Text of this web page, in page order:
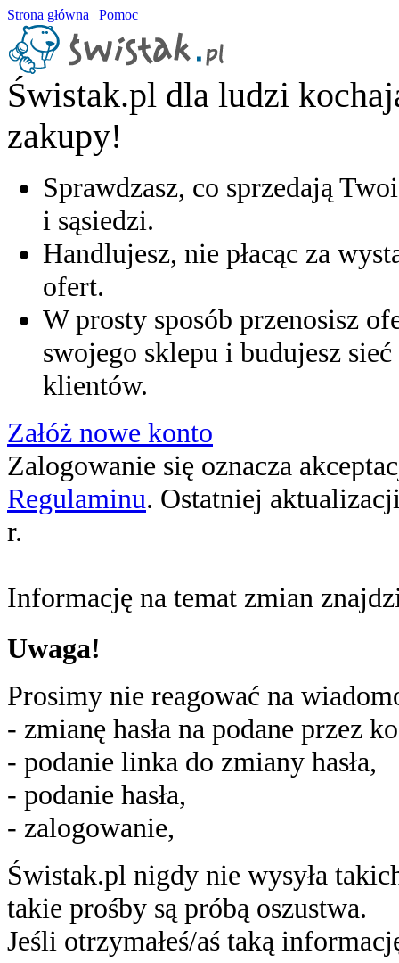
Strona główna | Pomoc
Świstak.pl dla ludzi
zakupy!
Sprawdzasz, co sprzedają
i sąsiedzi.
Handlujesz, nie płacąc za
ofert.
W prosty sposób przenosisz
swojego sklepu i budujesz sieć
klientów.
Załóż nowe konto
Zalogowanie się oznacza
Regulaminu. Ostatniej
r.
Informację na temat zmian
Uwaga!
Prosimy nie reagować na
- zmianę hasła na podane przez
- podanie linka do zmiany hasła,
- podanie hasła,
- zalogowanie,
Świstak.pl nigdy nie wysyła
takie prośby są próbą oszustwa.
Jeśli otrzymałeś/aś taką